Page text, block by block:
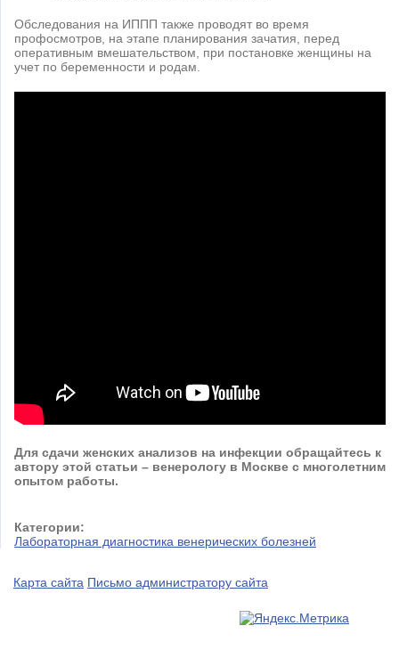
Обследования на ИППП также проводят во время
профосмотров, на этапе планирования зачатия, перед
оперативным вмешательством, при постановке женщины на
учет по беременности и родам.
Для сдачи женских анализов на инфекции обращайтесь к
автору этой статьи – венерологу в Москве с многолетним
опытом работы.
Категории:
Лабораторная диагностика венерических болезней
Карта сайта Письмо администратору сайта